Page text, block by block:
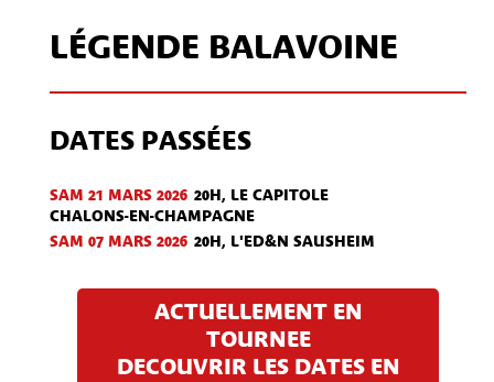
LÉGENDE BALAVOINE
DATES PASSÉES
SAM 21 MARS 2026 20H, LE CAPITOLE
CHALONS-EN-CHAMPAGNE
SAM 07 MARS 2026 20H, L'ED&N SAUSHEIM
ACTUELLEMENT EN
TOURNEE
DECOUVRIR LES DATES EN